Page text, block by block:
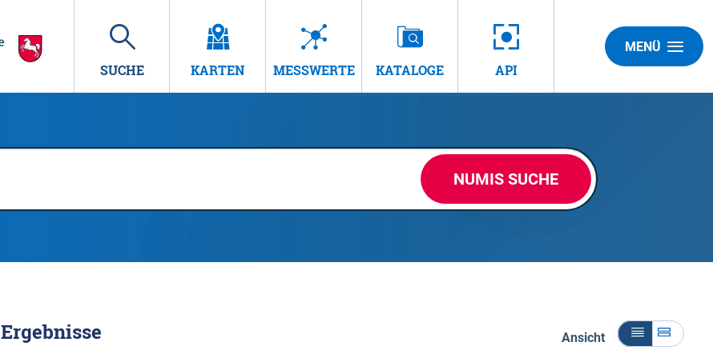
SUCHE KARTEN MESSWERTE KATALOGE API
MENÜ
NUMIS SUCHE
Ergebnisse Ansicht